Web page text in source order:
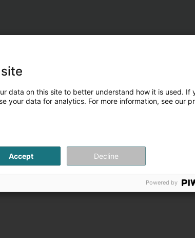
data on this site to better understand how it is used. If
your data for analytics. For more information, see our
Accept Decline
Powered by